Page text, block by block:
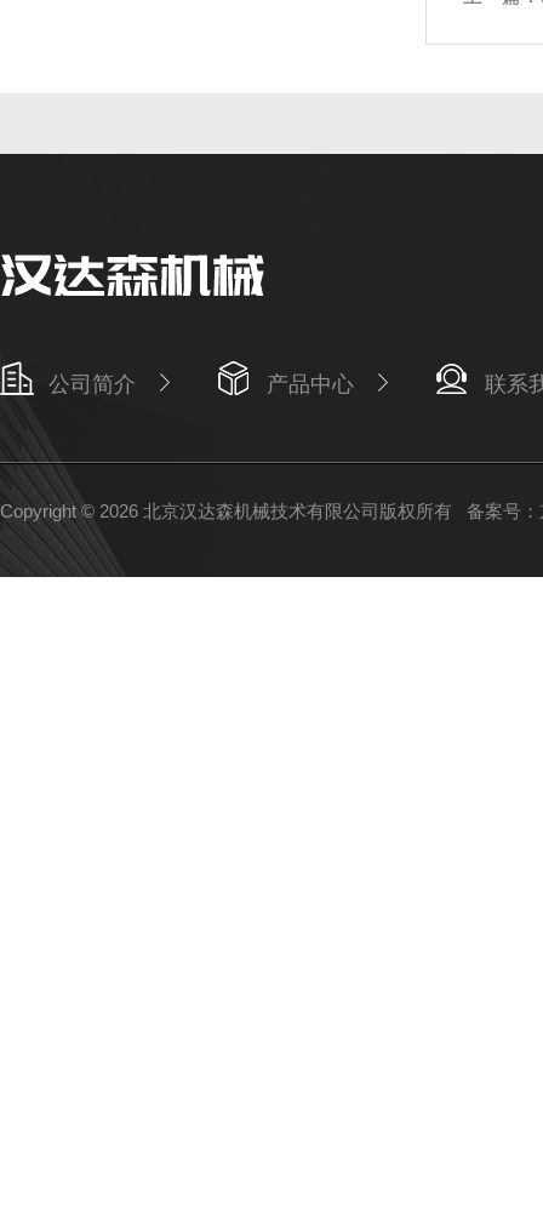
公司简介 产品中心 联系
Copyright © 2026 北京汉达森机械技术有限公司版权所有 备案号：